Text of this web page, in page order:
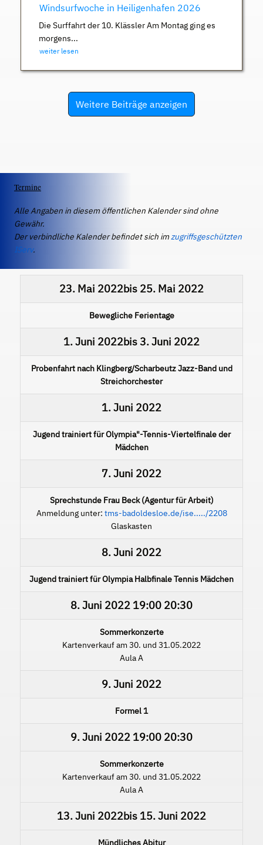
Windsurfwoche in Heiligenhafen 2026
Die Surffahrt der 10. Klässler Am Montag ging es
morgens...
weiter lesen
Weitere Beiträge anzeigen
Termine
Alle Angaben in diesem öffentlichen Kalender sind ohne
Gewähr.
Der verbindliche Kalender befindet sich imzugriffsgeschützten
IServ.
23. Mai 2022bis 25. Mai 2022
Bewegliche Ferientage
1. Juni 2022bis3. Juni 2022
Probenfahrt nach Klingberg/Scharbeutz Jazz-Band und
Streichorchester
1. Juni 2022
Jugend trainiert für Olympia"-Tennis-Viertelfinale der
Mädchen
7. Juni 2022
Sprechstunde Frau Beck (Agentur für Arbeit)
Anmeldung unter: tms-badoldesloe.de/ise...../2208
Glaskasten
8. Juni 2022
Jugend trainiert für Olympia Halbfinale Tennis Mädchen
8. Juni 2022 19:00 20:30
Sommerkonzerte
Kartenverkauf am 30. und 31.05.2022
Aula A
9. Juni 2022
Formel 1
9. Juni 2022 19:00 20:30
Sommerkonzerte
Kartenverkauf am 30. und 31.05.2022
Aula A
13. Juni 2022bis 15. Juni 2022
Mündliches Abitur